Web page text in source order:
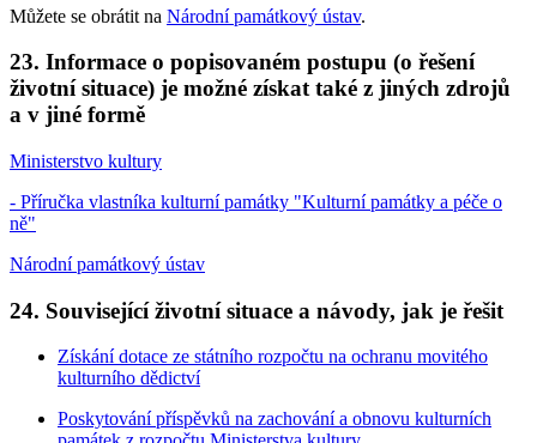
Můžete se obrátit na Národní památkový ústav.
23. Informace o popisovaném postupu (o řešení
životní situace) je možné získat také z jiných zdrojů
a v jiné formě
Ministerstvo kultury
- Příručka vlastníka kulturní památky "Kulturní památky a péče o
ně"
Národní památkový ústav
24. Související životní situace a návody, jak je řešit
Získání dotace ze státního rozpočtu na ochranu movitého
kulturního dědictví
Poskytování příspěvků na zachování a obnovu kulturních